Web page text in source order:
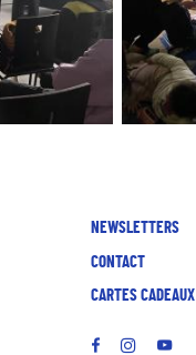
NEWSLETTERS
CONTACT
CARTES CADEAUX